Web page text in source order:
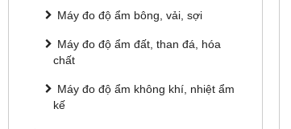
Máy đo độ ẩm bông, vải, sợi
Máy đo độ ẩm đất, than đá, hóa
chất
Máy đo độ ẩm không khí, nhiệt ẩm
kế